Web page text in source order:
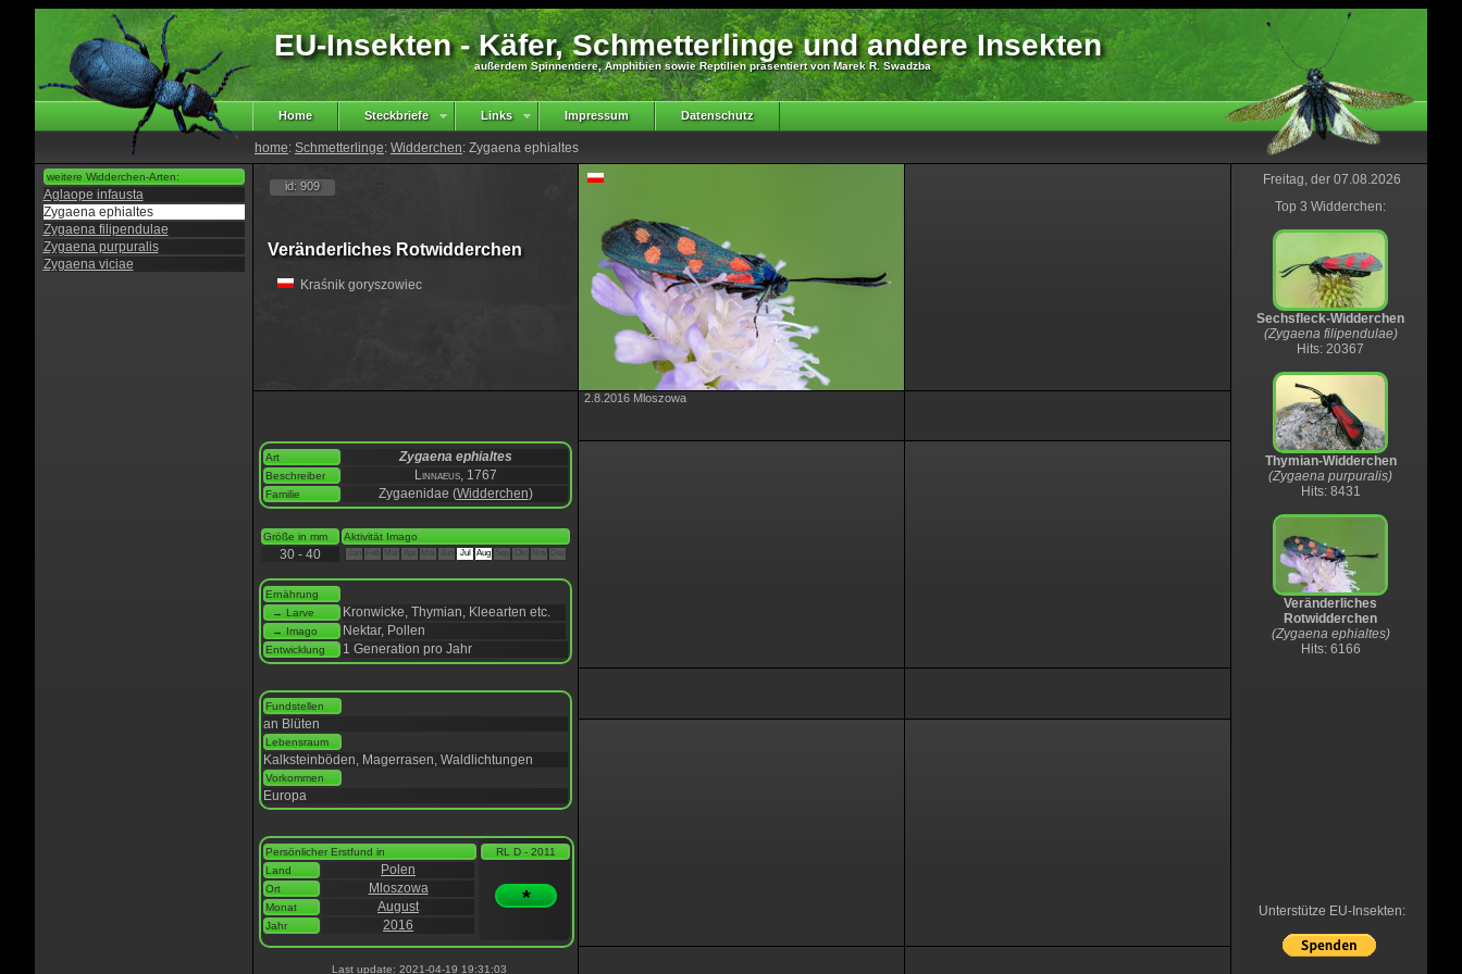
EU-Insekten - Käfer, Schmetterlinge und andere Insekten
außerdem Spinnentiere, Amphibien sowie Reptilien präsentiert von Marek R. Swadzba
Home Steckbriefe Links Impressum Datenschutz
home: Schmetterlinge: Widderchen: Zygaena ephialtes
weitere Widderchen-Arten:
Aglaope infausta
Zygaena ephialtes
Zygaena filipendulae
Zygaena purpuralis
Zygaena viciae
id: 909
Veränderliches Rotwidderchen
Kraśnik goryszowiec
Art Zygaena ephialtes
Beschreiber Linnaeus, 1767
Familie Zygaenidae (Widderchen)
Größe in mm Aktivität Imago
30 - 40 Apr Jul Aug
Ernährung
→ Larve
Kronwicke, Thymian, Kleearten etc.
→ Imago Nektar, Pollen
Entwicklung 1 Generation pro Jahr
Fundstellen
an Blüten
Lebensraum
Kalksteinböden, Magerrasen, Waldlichtungen
Vorkommen
Europa
Persönlicher Erstfund in
Land
Polen
Ort Mloszowa
Monat August
Jahr 2016
RL D - 2011
*
Last update: 2021-04-19 19:31:03
2.8.2016 Mloszowa
Freitag, der 07.08.2026
Top 3 Widderchen:
Sechsfleck-Widderchen
(Zygaena filipendulae)
Hits: 20367
Thymian-Widderchen
(Zygaena purpuralis)
Hits: 8431
Veränderliches
Rotwidderchen
(Zygaena ephialtes)
Hits: 6166
Unterstütze EU-Insekten: